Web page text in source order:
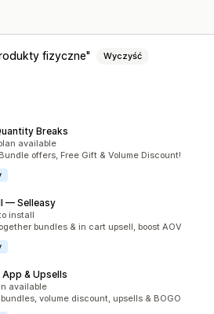
fizyczne Wyczyść
Breaks
3209
available
offers, Free Gift & Volume Discount!
— Selleasy
2480
install
bundles & in cart upsell, boost AOV
& Upsells
997
available
volume discount, upsells & BOGO